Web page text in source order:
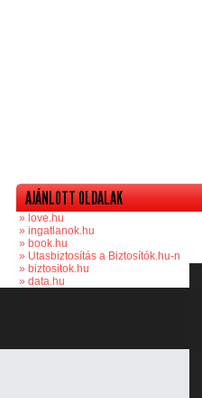
AJÁNLOTT OLDALAK
» love.hu
» ingatlanok.hu
» book.hu
» Utasbiztosítás a Biztosítók.hu-n
» biztositok.hu
» data.hu